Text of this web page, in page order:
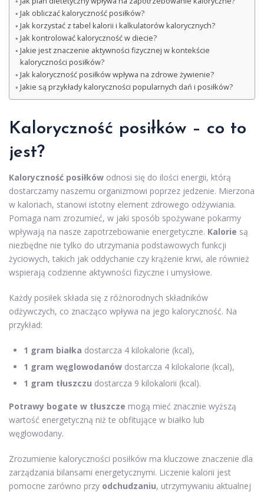
Jak obliczać kaloryczność posiłków?
Jak korzystać z tabel kalorii i kalkulatorów kalorycznych?
Jak kontrolować kaloryczność w diecie?
Jakie jest znaczenie aktywności fizycznej w kontekście
kaloryczności posiłków?
Jak kaloryczność posiłków wpływa na zdrowe żywienie?
Jakie są przykłady kaloryczności popularnych dań i posiłków?
Kaloryczność posiłków – co to
jest?
Kaloryczność posiłków odnosi się do ilości energii, którą
dostarczamy naszemu organizmowi poprzez jedzenie. Mierzona
w kaloriach, stanowi istotny element zdrowego odżywiania.
Pomaga nam zrozumieć, w jaki sposób spożywane pokarmy
wpływają na nasze zapotrzebowanie energetyczne. Kalorie są
niezbędne nie tylko do utrzymania podstawowych funkcji
życiowych, takich jak oddychanie czy krążenie krwi, ale również
wspierają codzienne aktywności fizyczne i umysłowe.
Każdy posiłek składa się z różnorodnych składników
odżywczych, co znacząco wpływa na jego kaloryczność. Na
przykład:
1 gram białka dostarcza 4 kilokalorie (kcal),
1 gram węglowodanów dostarcza 4 kilokalorie (kcal),
1 gram tłuszczu dostarcza 9 kilokalorii (kcal).
Potrawy bogate w tłuszcze mogą mieć znacznie wyższą
wartość energetyczną niż te obfitujące w białko lub
węglowodany.
Zrozumienie kaloryczności posiłków ma kluczowe znaczenie dla
zarządzania bilansami energetycznymi. Liczenie kalorii jest
pomocne zarówno przy odchudzaniu, utrzymywaniu aktualnej